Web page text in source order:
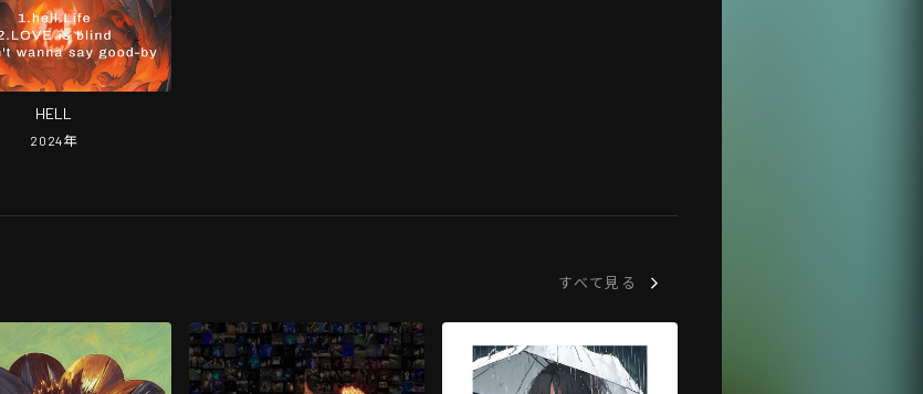
HELL
2024年
すべて見る